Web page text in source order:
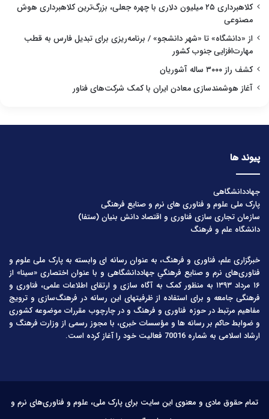
کلاهبرداری ۲۵ میلیون دلاری با چهره جعلی، بزرگ‌ترین کلاهبرداری هوش
مصنوعی
از «دانشگاه» تا «شهر دانشجو» / برنامه‌ریزی برای تبدیل فارس به قطب
مهارت‌افزایی جنوب کشور
کشف راز ۳۰۰۰ ساله آشوریان
آغاز هوشمندسازی معادن ایران با کمک شرکت‌های فناور
پیوند ها
جهاددانشگاهی
پارک ملی علوم و فناوری های نرم و صنایع فرهنگی
سازمان تجاری سازی فناوری و اقتصاد دانش بنیان (ستفا)
دانشگاه علم و فرهنگ
خبرگزاری علم، فناوری و فرهنگ، به عنوان رسانه ای وابسته به پارک ملی علوم و
فناوری‌های نرم و صنایع فرهنگیِ جهاددانشگاهی و با عنوان اختصاری «سینا» از
۱۶ مرداد ۱۳۹۳ به منظور کمک به آگاه سازی و ارتقای اطلاعات علمی، فناوری و
فرهنگی جامعه و برای استفاده از ظرفیتهای این رسانه در فرهنگ‌سازی و ترویج
مفاهیم مرتبط در حوزه فناوری و فرهنگ و در چارچوب مقررات موضوعه کشوری
و ضوابط حاکم بر رسانه ها و مؤسسات خبری، با مجوز رسمی از وزارت فرهنگ و
ارشاد اسلامی به شماره 70016 فعالیت خود را آغاز کرده است.
تمام حقوق مادی و معنوی این سایت برای پارک ملی، علوم و فناوری‌های نرم و